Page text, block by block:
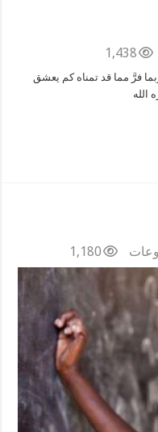
1,438
فرَّ مما قد تمناه كم يعشق
الله
1,180